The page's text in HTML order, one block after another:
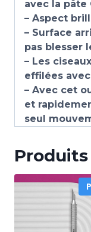
avec la pâte
– Aspect
– Surface
pas blesser
– Les
effilées
– Avec cet
et
seul